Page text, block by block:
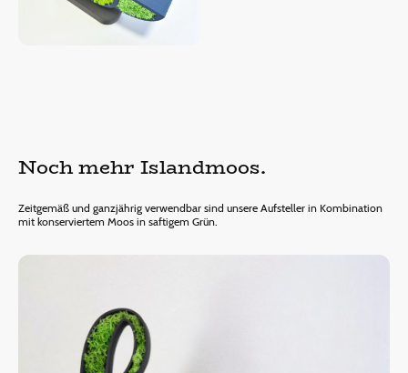
Noch mehr Islandmoos.
Zeitgemäß und ganzjährig verwendbar sind unsere Aufsteller in Kombination
mit konserviertem Moos in saftigem Grün.